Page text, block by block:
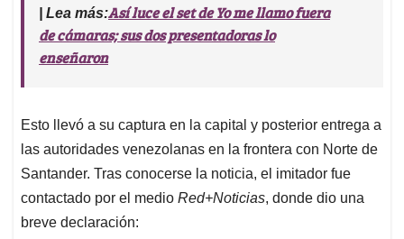
| Lea más:Así luce el set de Yo me llamo fuera
de cámaras; sus dos presentadoras lo
enseñaron
Esto llevó a su captura en la capital y posterior entrega a
las autoridades venezolanas en la frontera con Norte de
Santander. Tras conocerse la noticia, el imitador fue
contactado por el medio Red+Noticias, donde dio una
breve declaración: